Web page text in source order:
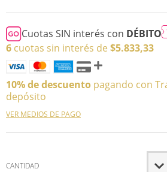
Cuotas SIN interés con DÉBITO
6 cuotas sin interés de $5.833,33
10% de descuento pagando con
depósito
VER MEDIOS DE PAGO
CANTIDAD